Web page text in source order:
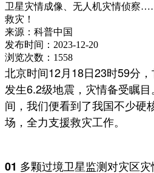
卫星灾情成像、无人机灾情侦察
救灾！
来源： 科普中国
发布时间： 2023-12-20
浏览次数： 1558
北京时间12月18日23时59分
发生6.2级地震，灾情备受瞩
间，我们便看到了我国不少硬
场，全力支援救灾工作。
01 多颗过境卫星监测对灾区灾